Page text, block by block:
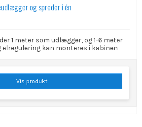
og spreder i én
1 meter som udlægger, og 1-6 meter
elregulering kan monteres i kabinen
Vis produkt